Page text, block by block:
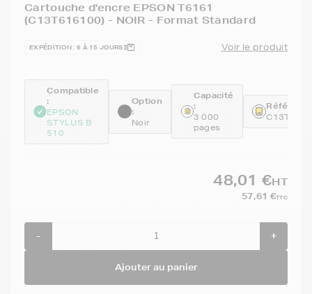
Cartouche d'encre EPSON T6161
(C13T616100) - NOIR - Format Standard
EXPÉDITION : 6 À 15 JOURS Voir le produit
Compatible
:
EPSON
STYLUS B
510
Option
:
Noir
Capacité
:
3 000
pages
48,01 €HT
57,61 €TTC
- +
Ajouter au panier